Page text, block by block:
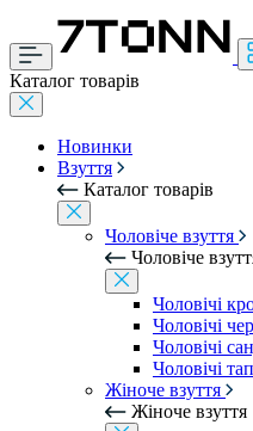
Каталог товарів
Новинки
Взуття
Каталог товарів
Чоловіче взуття
Чоловіче
Чоловічі
Чоловічі
Чоловічі
Чоловічі
Жіноче взуття
Жіноче взуття